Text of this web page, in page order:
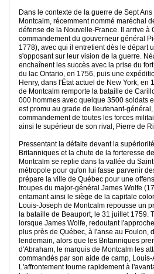
Dans le contexte de la guerre de Sept
Montcalm, récemment nommé maréchal
défense de la Nouvelle-France. Il arrive à
commandement du gouverneur général
1778), avec qui il entretient dès le départ
s'opposant sur leur vision de la guerre.
enchaînent les succès avec la prise du
du lac Ontario, en 1756, puis une
Henry, dans l'État actuel de New York,
de Montcalm remporte la bataille de
000 hommes avec quelque 3500 soldats
est promu au grade de lieutenant-
commandement de toutes les forces
ainsi le supérieur de son rival, Pierre de
Pressentant la défaite devant la
Britanniques et la chute de la forteresse
Montcalm se replie dans la vallée du
métropole pour qu'on lui fasse parvenir
prépare la ville de Québec pour une
troupes du major-général James Wolfe
entamant ainsi le siège de la capitale
Louis-Joseph de Montcalm repousse un
la bataille de Beauport, le 31 juillet 1759.
lorsque James Wolfe, redoutant
plus près de Québec, à l'anse au Foulon,
lendemain, alors que les Britanniques
d'Abraham, le marquis de Montcalm les
commandés par son aide de camp,
L'affrontement tourne rapidement à